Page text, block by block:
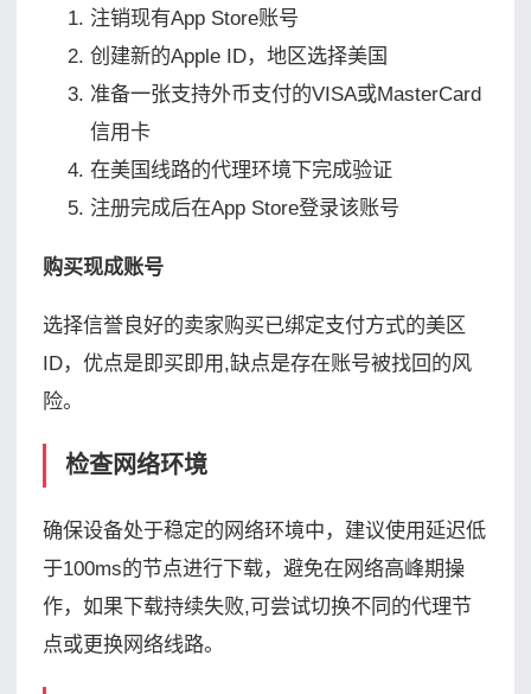
注销现有App Store账号
创建新的Apple ID，地区选择美国
准备一张支持外币支付的VISA或MasterCard
信用卡
在美国线路的代理环境下完成验证
注册完成后在App Store登录该账号
购买现成账号
选择信誉良好的卖家购买已绑定支付方式的美区
ID，优点是即买即用,缺点是存在账号被找回的风
险。
检查网络环境
确保设备处于稳定的网络环境中，建议使用延迟低
于100ms的节点进行下载，避免在网络高峰期操
作，如果下载持续失败,可尝试切换不同的代理节
点或更换网络线路。